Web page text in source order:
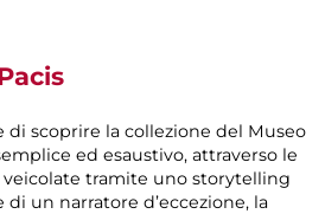
di scoprire la collezione del Museo
ed esaustivo, attraverso le
tramite uno storytelling
di un narratore d’eccezione, la